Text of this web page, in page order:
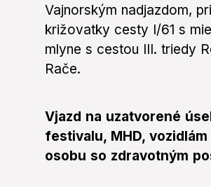
Vajnorským nadjazdom,
križovatky cesty I/61 s
mlyne s cestou III. triedy
Rače.
Vjazd na uzatvorené
festivalu, MHD,
osobu so zdravotným